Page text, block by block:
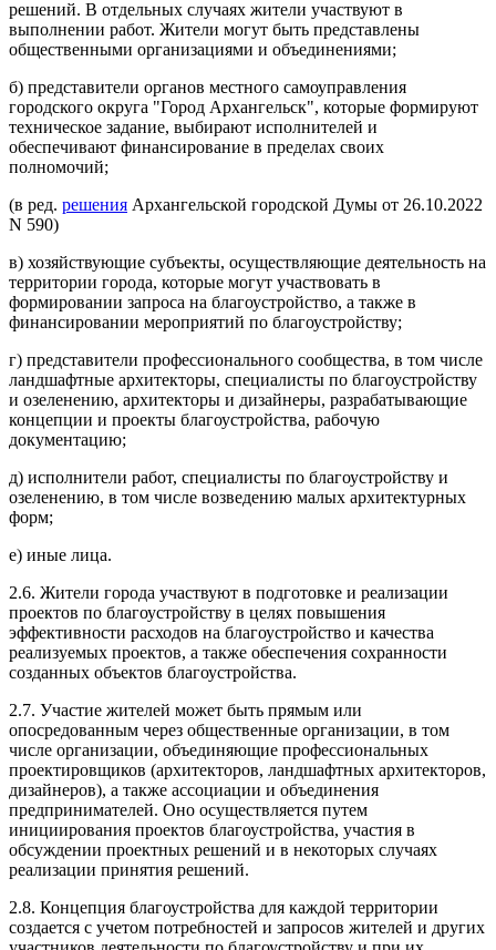
решений. В отдельных случаях жители участвуют в
выполнении работ. Жители могут быть представлены
общественными организациями и объединениями;
б) представители органов местного самоуправления
городского округа "Город Архангельск", которые формируют
техническое задание, выбирают исполнителей и
обеспечивают финансирование в пределах своих
полномочий;
(в ред. решения Архангельской городской Думы от 26.10.2022
N 590)
в) хозяйствующие субъекты, осуществляющие деятельность на
территории города, которые могут участвовать в
формировании запроса на благоустройство, а также в
финансировании мероприятий по благоустройству;
г) представители профессионального сообщества, в том числе
ландшафтные архитекторы, специалисты по благоустройству
и озеленению, архитекторы и дизайнеры, разрабатывающие
концепции и проекты благоустройства, рабочую
документацию;
д) исполнители работ, специалисты по благоустройству и
озеленению, в том числе возведению малых архитектурных
форм;
е) иные лица.
2.6. Жители города участвуют в подготовке и реализации
проектов по благоустройству в целях повышения
эффективности расходов на благоустройство и качества
реализуемых проектов, а также обеспечения сохранности
созданных объектов благоустройства.
2.7. Участие жителей может быть прямым или
опосредованным через общественные организации, в том
числе организации, объединяющие профессиональных
проектировщиков (архитекторов, ландшафтных архитекторов,
дизайнеров), а также ассоциации и объединения
предпринимателей. Оно осуществляется путем
инициирования проектов благоустройства, участия в
обсуждении проектных решений и в некоторых случаях
реализации принятия решений.
2.8. Концепция благоустройства для каждой территории
создается с учетом потребностей и запросов жителей и других